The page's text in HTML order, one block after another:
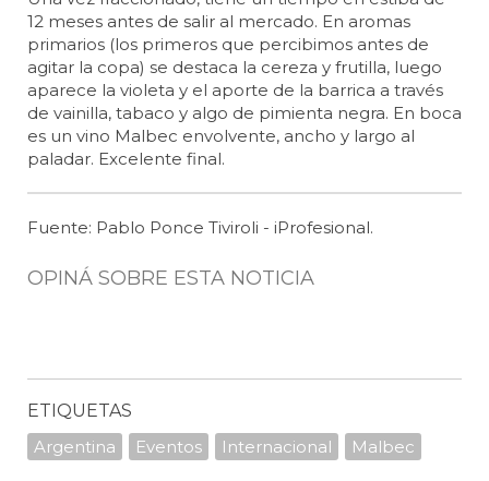
12 meses antes de salir al mercado. En aromas
primarios (los primeros que percibimos antes de
agitar la copa) se destaca la cereza y frutilla, luego
aparece la violeta y el aporte de la barrica a través
de vainilla, tabaco y algo de pimienta negra. En boca
es un vino Malbec envolvente, ancho y largo al
paladar. Excelente final.
Fuente: Pablo Ponce Tiviroli - iProfesional.
OPINÁ SOBRE ESTA NOTICIA
ETIQUETAS
Argentina
Eventos Internacional Malbec